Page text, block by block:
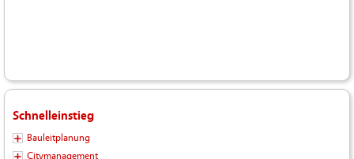
Schnelleinstieg
Bauleitplanung
Citymanagement